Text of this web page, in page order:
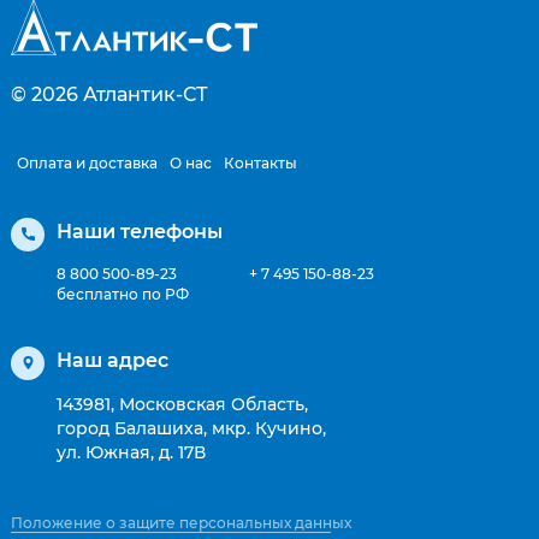
© 2026 Атлантик-СТ
Оплата и доставка О нас Контакты
Наши телефоны
8 800 500-89-23
бесплатно по РФ
+ 7 495 150-88-23
Наш адрес
143981, Московская Область,
город Балашиха, мкр. Кучино,
ул. Южная, д. 17В
Положение о защите персональных данных